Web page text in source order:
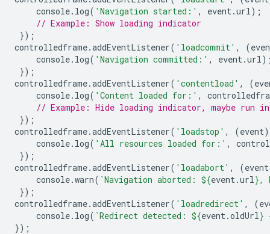
console. log( 'Navigation started:' , event.url);
// Example: Show loading indicator
});
controlledframe.addEventListener( 'loadcommit' , (
console. log( 'Navigation committed:' , event.url
});
controlledframe.addEventListener( 'contentload' , (
console. log( 'Content loaded for:' ,
// Example: Hide loading indicator, maybe
});
controlledframe.addEventListener( 'loadstop' , (event)
console. log( 'All resources loaded for:' ,
});
controlledframe.addEventListener( 'loadabort' , (event
console.warn( `Navigation aborted: ${event.url},
});
controlledframe.addEventListener( 'loadredirect' , (
console. log( `Redirect detected: ${event.oldUrl}
});